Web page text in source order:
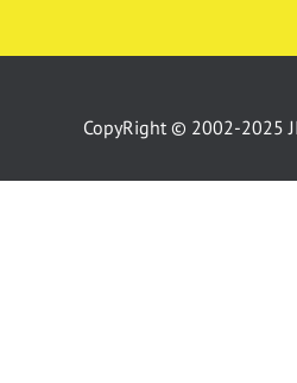
CopyRight © 2002-2025